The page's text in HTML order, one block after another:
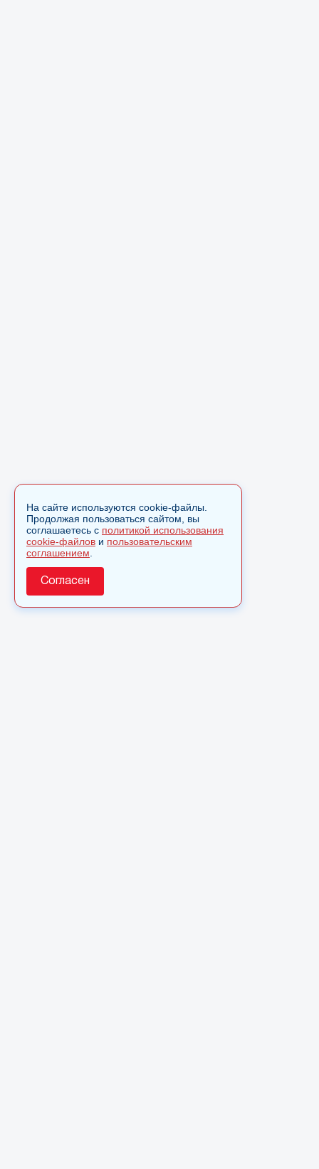
На сайте используются cookie-файлы.
Продолжая пользоваться сайтом, вы
соглашаетесь с политикой использования
cookie-файлов и пользовательским
соглашением
Согласен